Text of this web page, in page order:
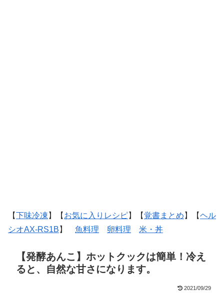
【下味冷凍 】【 お気に入りレシピ】【覚書まとめ 】【ヘル
シオAX-RS1B 】 魚料理 卵料理 米・丼
【発酵あんこ】ホットクックは簡単！冷え
ると、自然な甘さになります。
2021/09/29